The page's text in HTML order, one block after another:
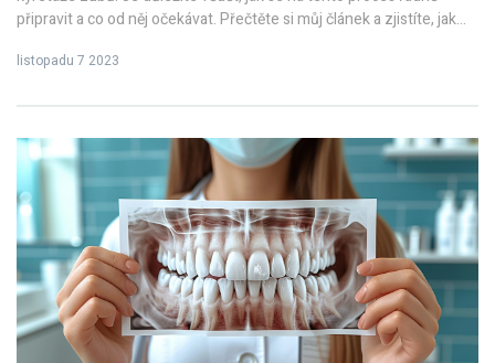
připravit a co od něj očekávat. Přečtěte si můj článek a zjistíte, jak
vám mohu říci, že pochopení této procedury může významně snížit
listopadu 7 2023